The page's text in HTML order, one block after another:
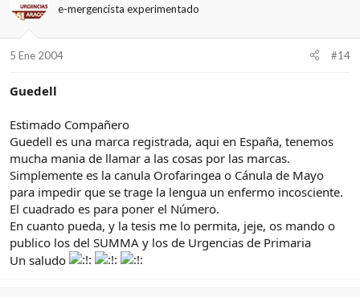
e-mergencista experimentado
5 Ene 2004 #14
Guedell
Estimado Compañero
Guedell es una marca registrada, aqui en España, tenemos
mucha mania de llamar a las cosas por las marcas.
Simplemente es la canula Orofaringea o Cánula de Mayo
para impedir que se trage la lengua un enfermo incosciente.
El cuadrado es para poner el Número.
En cuanto pueda, y la tesis me lo permita, jeje, os mando o
publico los del SUMMA y los de Urgencias de Primaria
Un saludo